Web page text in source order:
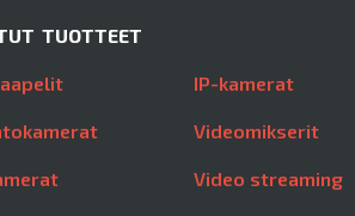
TUOTTEET
IP-kamerat
Videomikserit
Video streaming